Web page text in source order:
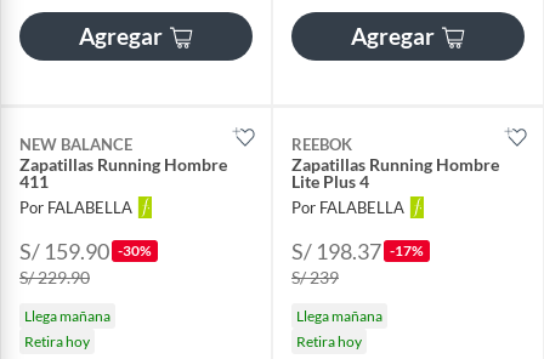
Agregar Agregar
NEW BALANCE
Zapatillas Running Hombre
411
Por FALABELLA
S/ 159.90 -30%
S/ 229.90
Llega mañana
Retira hoy
REEBOK
Zapatillas Running Hombre
Lite Plus 4
Por FALABELLA
S/ 198.37 -17%
S/ 239
Llega mañana
Retira hoy